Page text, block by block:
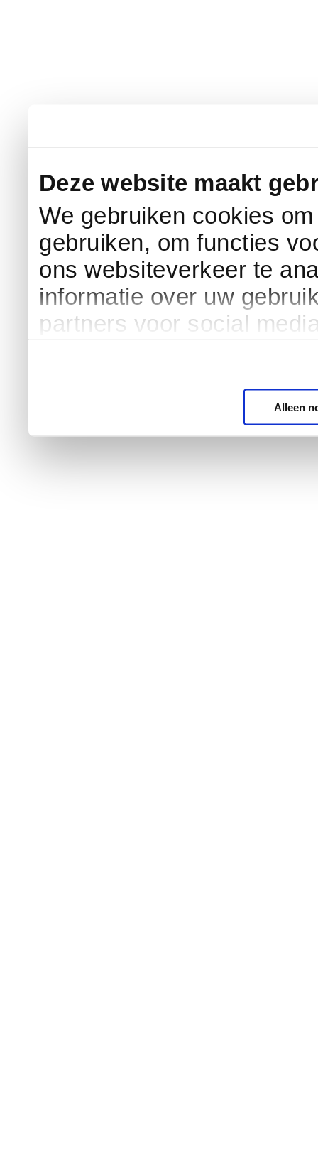
Deze website maakt
We gebruiken cookies
gebruiken, om functies
ons websiteverkeer te
informatie over uw
partners voor social
Alleen